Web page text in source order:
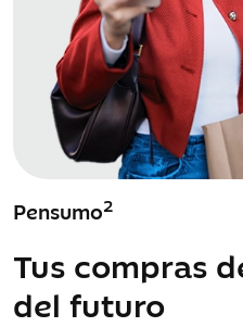
Pensumo2
Tus compras
del futuro